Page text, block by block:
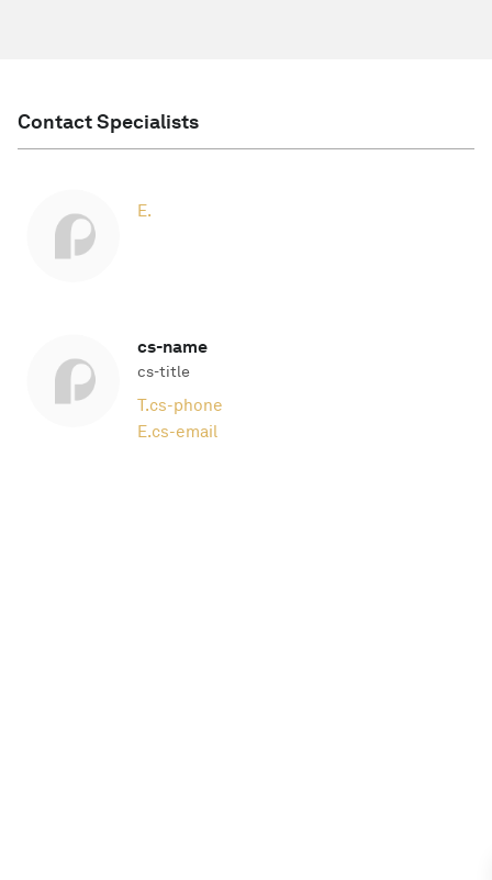
Contact Specialists
E.
cs-name
cs-title
T.cs-phone
E.cs-email